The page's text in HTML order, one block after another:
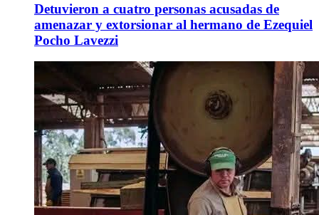
Detuvieron a cuatro personas acusadas de
amenazar y extorsionar al hermano de Ezequiel
Pocho Lavezzi